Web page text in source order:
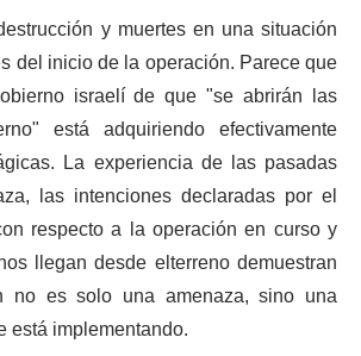
y muertes en una situación
del inicio de la operación. Parece que
israelí de que "se abrirán las
está adquiriendo efectivamente
. La experiencia de las pasadas
las intenciones declaradas por el
respecto a la operación en curso y
llegan desde elterreno demuestran
no es solo una amenaza, sino una
estáimplementando.